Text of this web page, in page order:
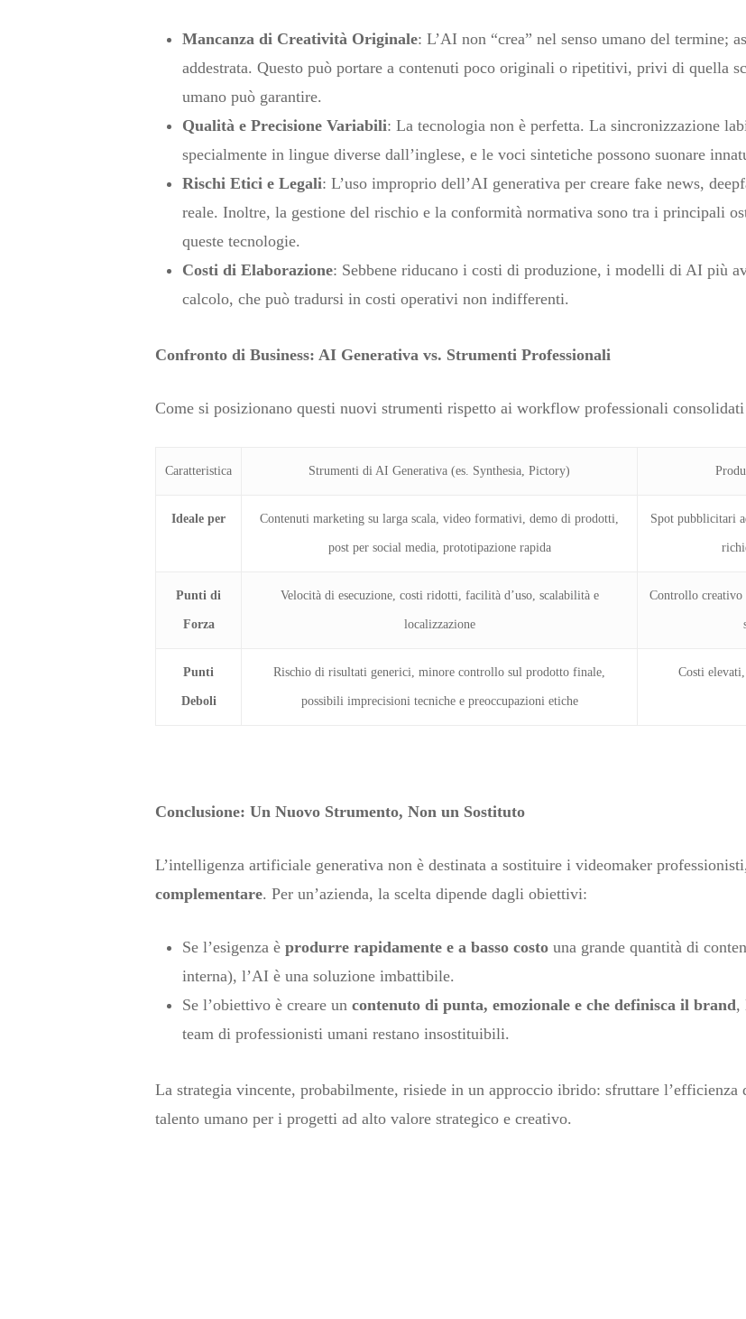
Mancanza di Creatività Originale: L’AI non “crea” nel senso umano del termine;
addestrata. Questo può portare a contenuti poco originali o ripetitivi, privi di quella
umano può garantire.
Qualità e Precisione Variabili: La tecnologia non è perfetta. La sincronizzazione
specialmente in lingue diverse dall’inglese, e le voci sintetiche possono suonare
Rischi Etici e Legali: L’uso improprio dell’AI generativa per creare fake news,
reale. Inoltre, la gestione del rischio e la conformità normativa sono tra i principali
queste tecnologie.
Costi di Elaborazione: Sebbene riducano i costi di produzione, i modelli di AI più
calcolo, che può tradursi in costi operativi non indifferenti.
Confronto di Business: AI Generativa vs. Strumenti Professionali
Come si posizionano questi nuovi strumenti rispetto ai workflow professionali
Caratteristica Strumenti di AI Generativa (es. Synthesia, Pictory)
Ideale per Contenuti marketing su larga scala, video formativi, demo di prodotti,
post per social media, prototipazione rapida
Spot pubblicitari
Punti di
Forza
Velocità di esecuzione, costi ridotti, facilità d’uso, scalabilità e
localizzazione
Controllo creativo
Punti
Deboli
Rischio di risultati generici, minore controllo sul prodotto finale,
possibili imprecisioni tecniche e preoccupazioni etiche
Costi
Conclusione: Un Nuovo Strumento, Non un Sostituto
L’intelligenza artificiale generativa non è destinata a sostituire i videomaker
complementare. Per un’azienda, la scelta dipende dagli obiettivi:
Se l’esigenza èprodurre rapidamente e a basso costo una grande quantità di
interna), l’AI è una soluzione imbattibile.
Se l’obiettivo è creare uncontenuto di punta, emozionale e che definisca il brand,
team di professionisti umani restano insostituibili.
La strategia vincente, probabilmente, risiede in un approccio ibrido: sfruttare
talento umano per i progetti ad alto valore strategico e creativo.